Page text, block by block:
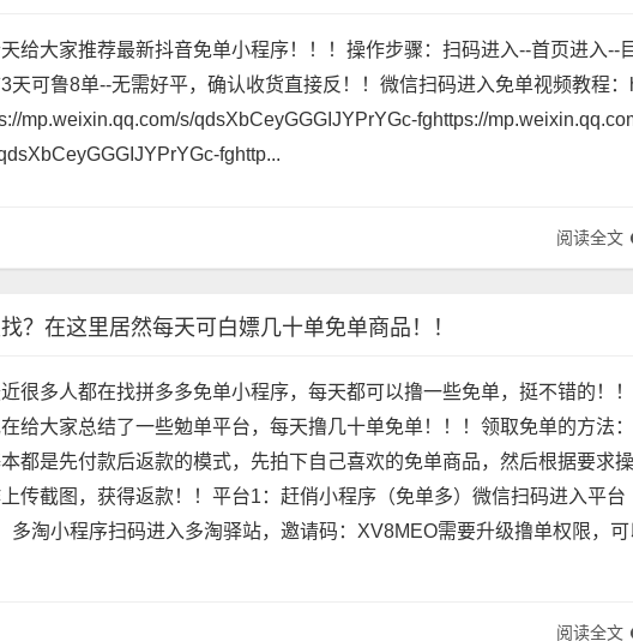
！
给大家推荐最新抖音免单小程序！！！操作步骤：扫码进入--首页进入--
天可鲁8单--无需好平，确认收货直接反！！微信扫码进入免单视频教程：
？在这里居然每天可白嫖几十单免单商品！！
很多人都在找拼多多免单小程序，每天都可以撸一些免单，挺不错的！！
给大家总结了一些勉单平台，每天撸几十单免单！！！领取免单的方法：
都是先付款后返款的模式，先拍下自己喜欢的免单商品，然后根据要求操